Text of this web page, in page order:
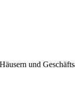
und